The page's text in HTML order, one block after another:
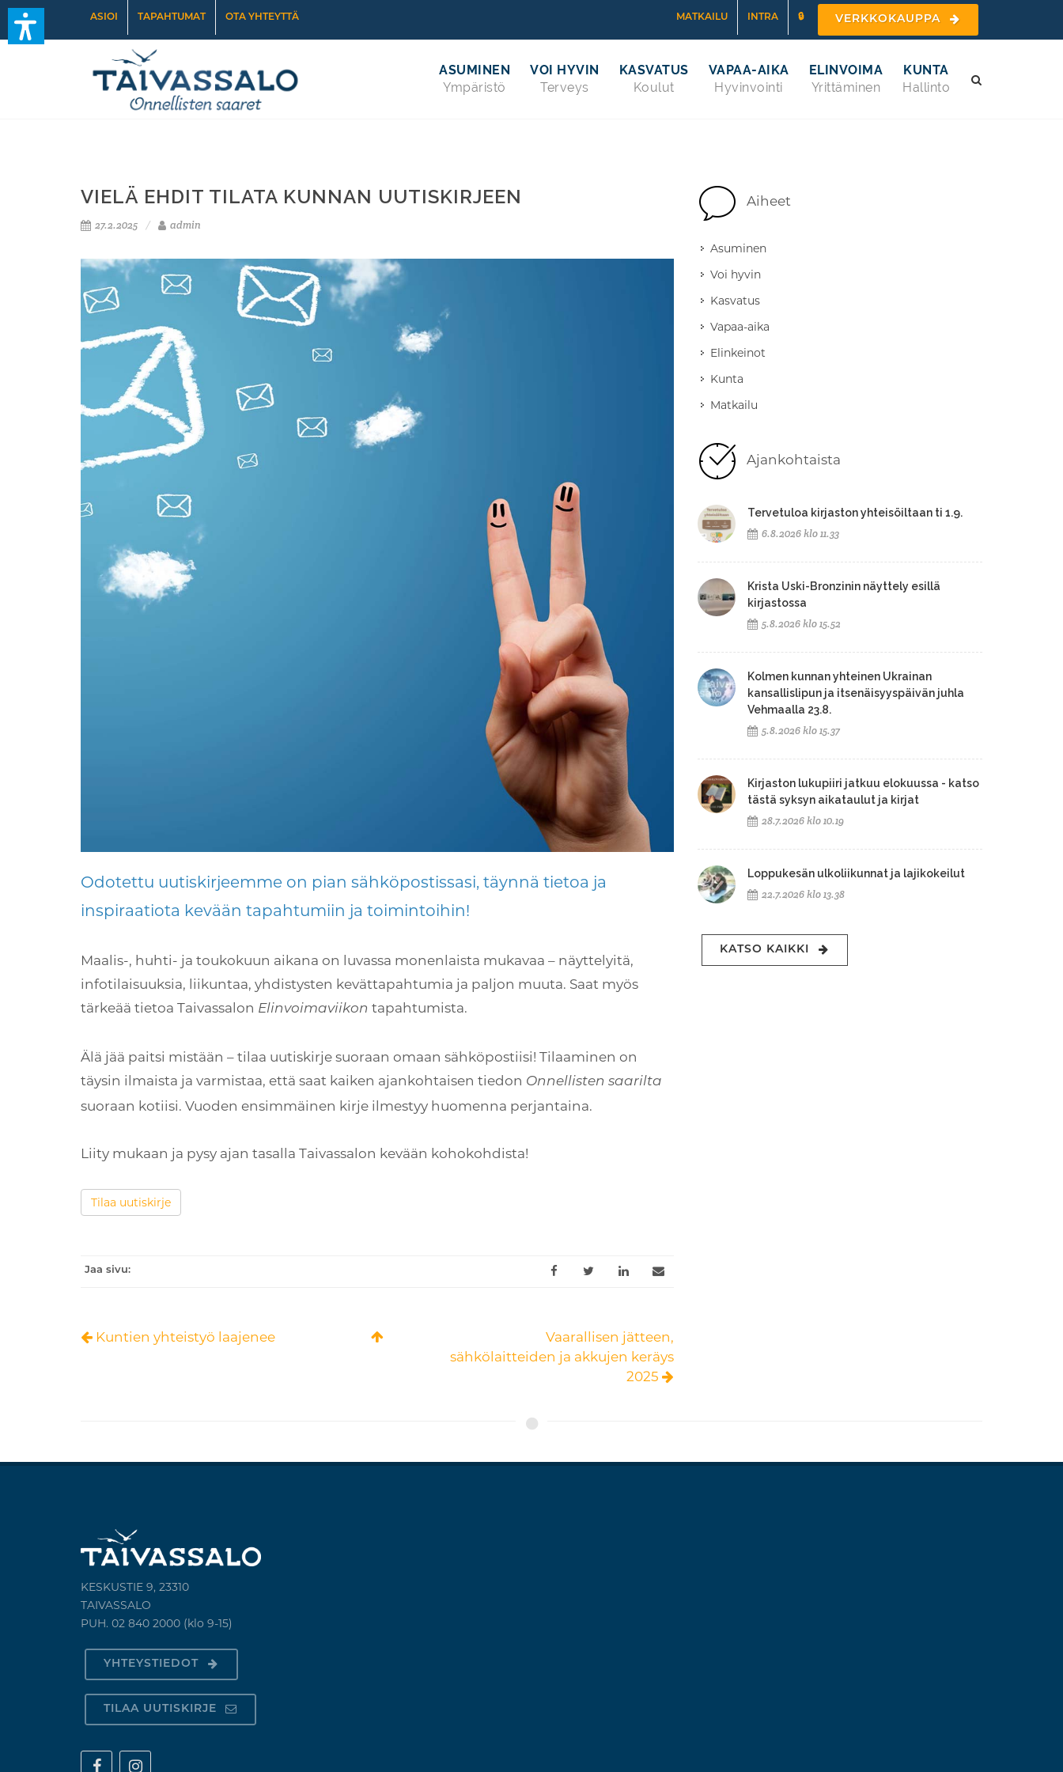
ASIOI TAPAHTUMAT OTA YHTEYTTÄ MATKAILU INTRA 🔒 VERKKOKAUPPA
ASUMINEN
Ympäristö
VOI HYVIN
Terveys
KASVATUS
Koulut
VAPAA-AIKA
Hyvinvointi
ELINVOIMA
Yrittäminen
KUNTA
Hallinto
VIELÄ EHDIT TILATA KUNNAN UUTISKIRJEEN
27.2.2025 admin
Odotettu uutiskirjeemme on pian sähköpostissasi, täynnä tietoa ja
inspiraatiota kevään tapahtumiin ja toimintoihin!
Maalis-, huhti- ja toukokuun aikana on luvassa monenlaista mukavaa – näyttelyitä,
infotilaisuuksia, liikuntaa, yhdistysten kevättapahtumia ja paljon muuta. Saat myös
tärkeää tietoa Taivassalon Elinvoimaviikon tapahtumista.
Älä jää paitsi mistään – tilaa uutiskirje suoraan omaan sähköpostiisi! Tilaaminen on
täysin ilmaista ja varmistaa, että saat kaiken ajankohtaisen tiedon Onnellisten saarilta
suoraan kotiisi. Vuoden ensimmäinen kirje ilmestyy huomenna perjantaina.
Liity mukaan ja pysy ajan tasalla Taivassalon kevään kohokohdista!
Tilaa uutiskirje
Jaa sivu:
Kuntien yhteistyö laajenee
Vaarallisen jätteen,
sähkölaitteiden ja akkujen keräys
2025
Aiheet
Asuminen
Voi hyvin
Kasvatus
Vapaa-aika
Elinkeinot
Kunta
Matkailu
Ajankohtaista
Tervetuloa kirjaston yhteisöiltaan ti 1.9.
6.8.2026 klo 11.33
Krista Uski-Bronzinin näyttely esillä
kirjastossa
5.8.2026 klo 15.52
Kolmen kunnan yhteinen Ukrainan
kansallislipun ja itsenäisyyspäivän juhla
Vehmaalla 23.8.
5.8.2026 klo 15.37
Kirjaston lukupiiri jatkuu elokuussa - katso
tästä syksyn aikataulut ja kirjat
28.7.2026 klo 10.19
Loppukesän ulkoliikunnat ja lajikokeilut
22.7.2026 klo 13.38
KATSO KAIKKI
KESKUSTIE 9, 23310
TAIVASSALO
PUH. 02 840 2000 (klo 9-15)
YHTEYSTIEDOT
TILAA UUTISKIRJE